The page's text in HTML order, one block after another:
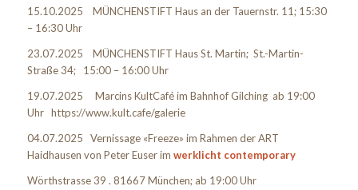
15.10.2025 MÜNCHENSTIFT Haus an der Tauernstr. 11; 15:30
– 16:30 Uhr
23.07.2025 MÜNCHENSTIFT Haus St. Martin; St.-Martin-
Straße 34; 15:00 – 16:00 Uhr
19.07.2025 Marcins KultCafé im Bahnhof Gilching ab 19:00
Uhr https://www.kult.cafe/galerie
04.07.2025 Vernissage «Freeze» im Rahmen der ART
Haidhausen von Peter Euser im werklicht contemporary
Wörthstrasse 39 . 81667 München; ab 19:00 Uhr